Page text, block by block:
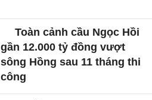
Toàn cảnh cầu Ngọc Hồi
gần 12.000 tỷ đồng vượt
sông Hồng sau 11 tháng thi
công